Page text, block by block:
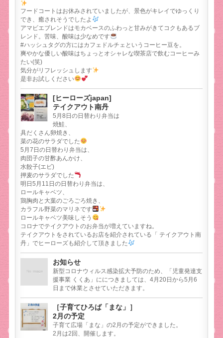
フードコートはお休みされていましたが、景色がキレイでゆっくり
でき、癒されそうでしたよ
アマビエブレンドはモカベースのふわっと甘みがきてコクもあるブ
レンド。苦味、酸味は少なめです
#ハッシュタグの方にはカフェドルチェというコーヒー豆を。
爽やかな優しい酸味はちょっとオシャレな喫茶店で飲むコーヒーみ
たい(笑)
気分がリフレッシュします
是非お試しください
[ヒーローズjapan]
テイクアウト南丹
5月8日の日替わり弁当は
焼鮭、
具だくさん卵焼き、
菜の花のサラダでした
5月7日の日替わり弁当は、
肉団子の甘酢あんかけ、
水餃子(エビ)
押麦のサラダでした
明日5月11日の日替わり弁当は、
ロールキャベツ、
鶏胸肉と大葉のごろごろ焼き、
カラフル野菜のマリネです
ロールキャベツ美味しそう
コロナでテイクアウトのお弁当が増えていますね。
テイクアウトをされているお店を紹介されている「 テイクアウト南
丹」でヒーローズも紹介して頂きました
お知らせ
新型コロナウィルス感染拡大予防のため、「児童発達支
援事業 くくあ」ににつきましては、4月20日から5月6
日まで休業とさせていただきます。
［子育てひろば「まな」］
2月の予定
子育て広場「まな」の2月の予定ができました。
2月は2回、開催します。